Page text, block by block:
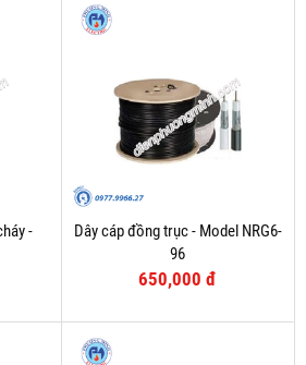
-
Dây cáp đồng trục - Model NRG6-
96
650,000 đ